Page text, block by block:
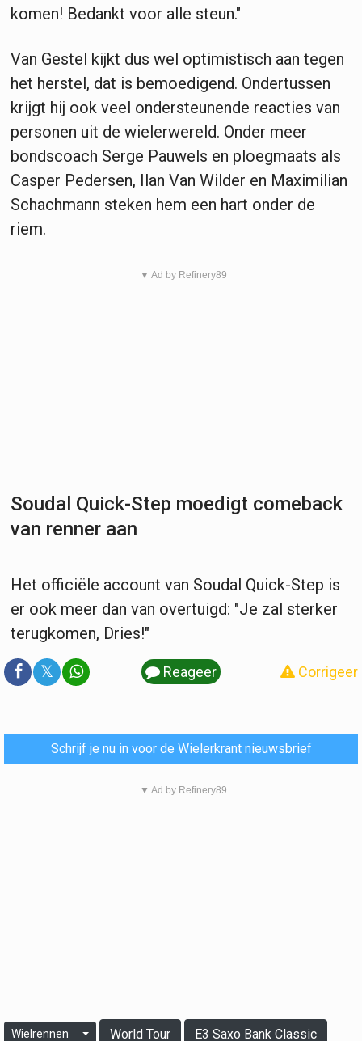
komen! Bedankt voor alle steun."
Van Gestel kijkt dus wel optimistisch aan tegen
het herstel, dat is bemoedigend. Ondertussen
krijgt hij ook veel ondersteunende reacties van
personen uit de wielerwereld. Onder meer
bondscoach Serge Pauwels en ploegmaats als
Casper Pedersen, Ilan Van Wilder en Maximilian
Schachmann steken hem een hart onder de
riem.
▼ Ad by Refinery89
Soudal Quick-Step moedigt comeback
van renner aan
Het officiële account van Soudal Quick-Step is
er ook meer dan van overtuigd: "Je zal sterker
terugkomen, Dries!"
𝕏 Reageer Corrigeer
Schrijf je nu in voor de Wielerkrant nieuwsbrief
▼ Ad by Refinery89
Wielrennen World Tour E3 Saxo Bank Classic